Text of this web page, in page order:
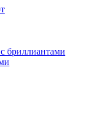
бриллиантами